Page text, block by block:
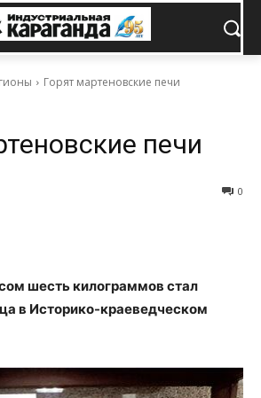
Горят мартеновские печи
печи
0
шесть килограммов стал
в Историко-краеведческом